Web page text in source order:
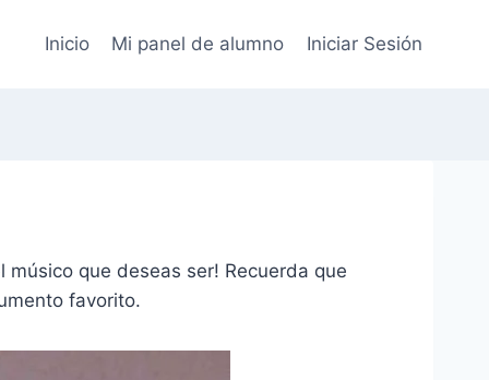
Inicio Mi panel de alumno Iniciar Sesión
que deseas ser! Recuerda que
favorito.